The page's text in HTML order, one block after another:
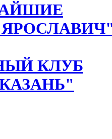
КЛУБ